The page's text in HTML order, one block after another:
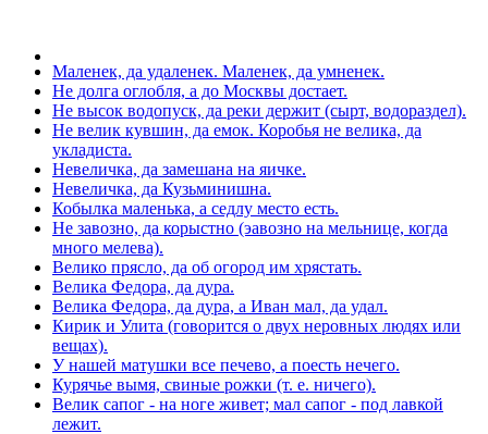
Маленек, да удаленек. Маленек, да умненек.
Не долга оглобля, а до Москвы достает.
Не высок водопуск, да реки держит (сырт, водораздел).
Не велик кувшин, да емок. Коробья не велика, да
укладиста.
Невеличка, да замешана на яичке.
Невеличка, да Кузьминишна.
Кобылка маленька, а седлу место есть.
Не завозно, да корыстно (эавозно на мельнице, когда
много мелева).
Велико прясло, да об огород им хрястать.
Велика Федора, да дура.
Велика Федора, да дура, а Иван мал, да удал.
Кирик и Улита (говорится о двух неровных людях или
вещах).
У нашей матушки все печево, а поесть нечего.
Курячье вымя, свиные рожки (т. е. ничего).
Велик сапог - на ноге живет; мал сапог - под лавкой
лежит.